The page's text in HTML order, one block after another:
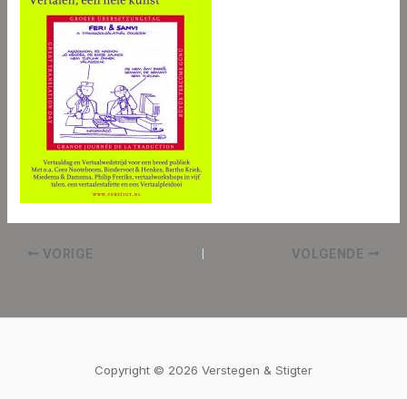
VORIGE VOLGENDE
Copyright © 2026 Verstegen & Stigter